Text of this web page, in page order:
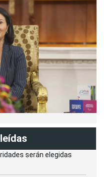
serán elegidas